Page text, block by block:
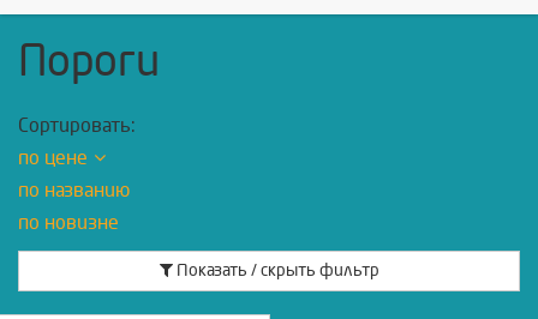
Пороги
Сортировать:
по цене
по названию
по новизне
Показать / скрыть фильтр